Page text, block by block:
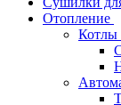
Отопление
Котлы